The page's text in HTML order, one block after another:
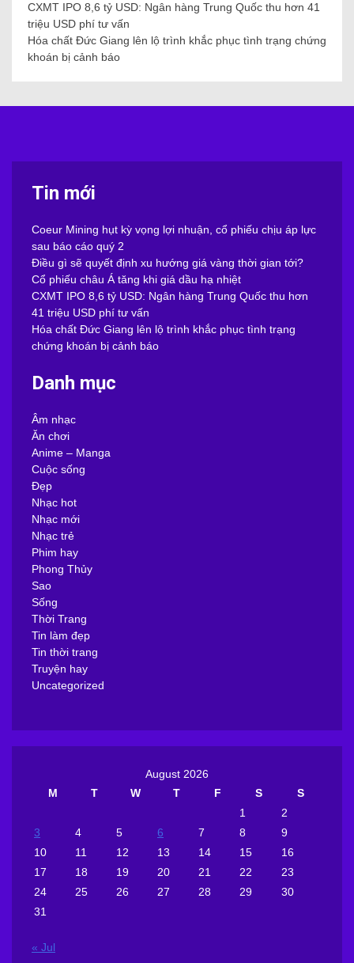
CXMT IPO 8,6 tỷ USD: Ngân hàng Trung Quốc thu hơn 41
triệu USD phí tư vấn
Hóa chất Đức Giang lên lộ trình khắc phục tình trạng chứng
khoán bị cảnh báo
Tin mới
Coeur Mining hụt kỳ vọng lợi nhuận, cổ phiếu chịu áp lực
sau báo cáo quý 2
Điều gì sẽ quyết định xu hướng giá vàng thời gian tới?
Cổ phiếu châu Á tăng khi giá dầu hạ nhiệt
CXMT IPO 8,6 tỷ USD: Ngân hàng Trung Quốc thu hơn
41 triệu USD phí tư vấn
Hóa chất Đức Giang lên lộ trình khắc phục tình trạng
chứng khoán bị cảnh báo
Danh mục
Âm nhạc
Ăn chơi
Anime – Manga
Cuộc sống
Đẹp
Nhạc hot
Nhạc mới
Nhạc trẻ
Phim hay
Phong Thủy
Sao
Sống
Thời Trang
Tin làm đẹp
Tin thời trang
Truyện hay
Uncategorized
August 2026
M
T W T F S
S
1
2
3
4 5 6 7 8
9
10
11 12 13 14 15
16
17
18 19 20 21 22
23
24
25 26 27 28 29
30
31
« Jul